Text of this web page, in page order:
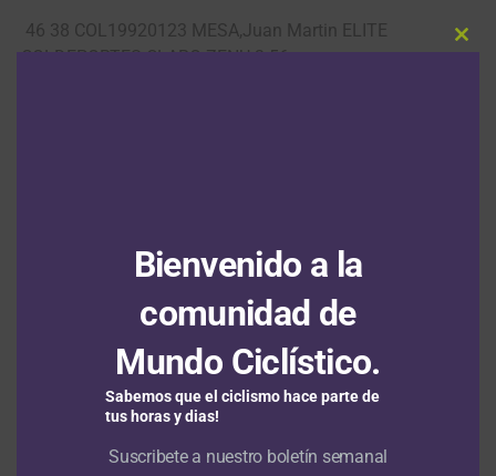
46 38 COL19920123 MESA,Juan Martin ELITE
COLDEPORTES CLARO ZENU 3:56
49 77 COL19920905 PAREDES,Cesar Nicola ELITE
FORMESAN BOGOTA HUMANA 4:05
50 54 COL19910710 MONTOYA,Juan David ELITE
ORGULLO ANTIOQUEÑO 4:09
51 153 ITA19841106 CIAVATTA,Paolo ELITE D´AMICO
Bienvenido a la
comunidad de
Mundo Ciclístico.
Sabemos que el ciclismo hace parte de
tus horas y dias!
Suscribete a nuestro boletín semanal